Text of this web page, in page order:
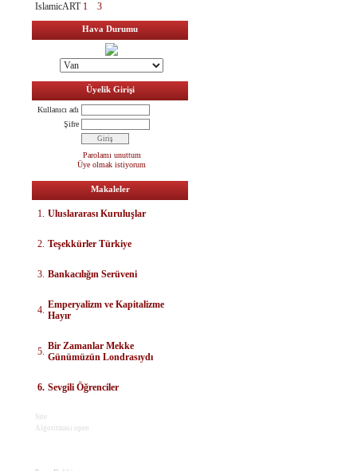
IslamicART 1 3
Hava Durumu
Üyelik Girişi
Kullanıcı adı
Şifre
Parolamı unuttum
Üye olmak istiyorum
Makaleler
1. Uluslararası Kuruluşlar
2. Teşekkürler Türkiye
3. Bankacılığın Serüveni
4. Emperyalizm ve Kapitalizme
Hayır
5. Bir Zamanlar Mekke
Günümüzün Londrasıydı
6. Sevgili Öğrenciler
Site
Algoritması open